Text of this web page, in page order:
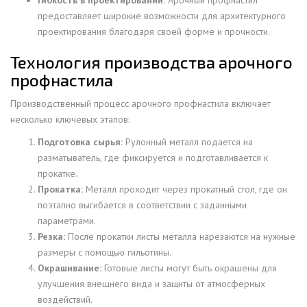
предоставляет широкие возможности для архитектурного
проектирования благодаря своей форме и прочности.
Технология производства арочного
профнастила
Производственный процесс арочного профнастила включает
несколько ключевых этапов:
Подготовка сырья: Рулонный металл подается на
разматыватель, где фиксируется и подготавливается к
прокатке.
Прокатка: Металл проходит через прокатный стол, где он
поэтапно выгибается в соответствии с заданными
параметрами.
Резка: После прокатки листы металла нарезаются на нужные
размеры с помощью гильотины.
Окрашивание: Готовые листы могут быть окрашены для
улучшения внешнего вида и защиты от атмосферных
воздействий.